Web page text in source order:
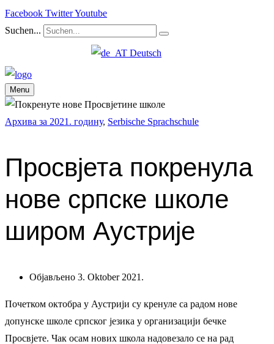
Facebook TwitterYoutube
Suchen...
Deutsch
Menu
Архива за 2021. годину, Serbische Sprachschule
Просвјета покренула
нове српске школе
широм Аустрије
Објављено 3. Oktober 2021.
Почетком октобра у Аустрији су кренуле са радом нове
допунске школе српског језика у организацији бечке
Просвјете. Чак осам нових школа надовезало се на рад